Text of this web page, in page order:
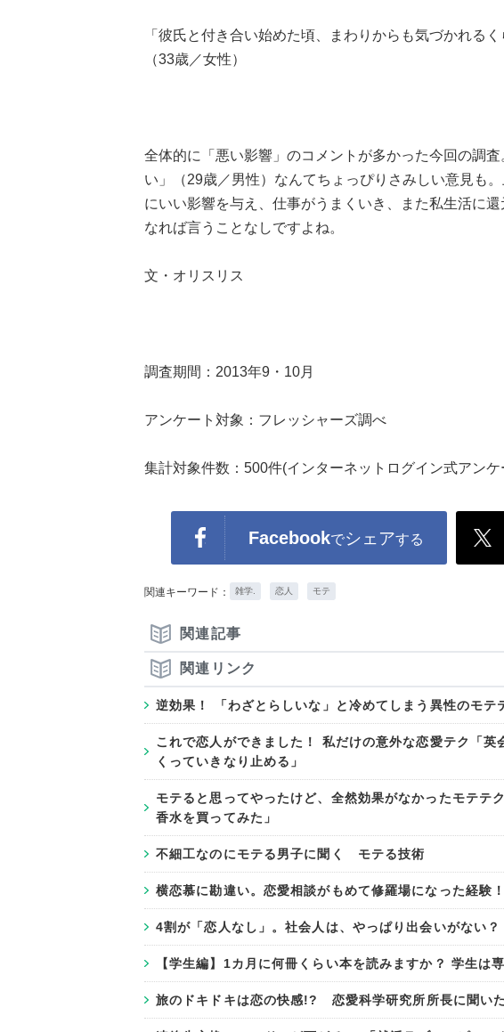
「彼氏と付き合い始めた頃、まわりからも気づかれる
（33歳／女性）
全体的に「悪い影響」のコメントが多かった今回の調
い」（29歳／男性）なんてちょっぴりさみしい意見も
にいい影響を与え、仕事がうまくいき、また私生活に
なれば言うことなしですよね。
文・オリスリス
調査期間：2013年9・10月
アンケート対象：フレッシャーズ調べ
集計対象件数：500件(インターネットログイン式アンケ
Facebookでシェアする
関連キーワード： 雑学. 恋人 モテ
関連記事
関連リンク
逆効果！ 「わざとらしいな」と冷めてしまう異性のモテ
これで恋人ができました！ 私だけの意外な恋愛テク「英
くっていきなり止める」
モテると思ってやったけど、全然効果がなかったモテテ
香水を買ってみた」
不細工なのにモテる男子に聞く モテる技術
横恋慕に勘違い。恋愛相談がもめて修羅場になった経験！
4割が「恋人なし」。社会人は、やっぱり出会いがない？
【学生編】1カ月に何冊くらい本を読みますか？ 学生は
旅のドキドキは恋の快感!? 恋愛科学研究所所長に聞いた